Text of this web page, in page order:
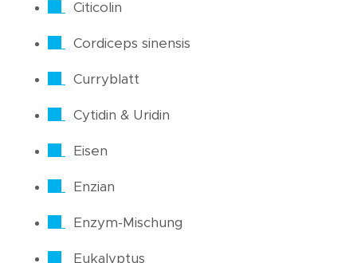
Citicolin
Cordiceps sinensis
Curryblatt
Cytidin & Uridin
Eisen
Enzian
Enzym-Mischung
Eukalyptus